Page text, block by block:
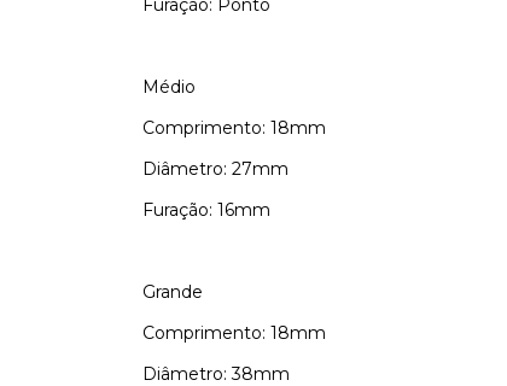
Furação: Ponto
Médio
Comprimento: 18mm
Diâmetro: 27mm
Furação: 16mm
Grande
Comprimento: 18mm
Diâmetro: 38mm